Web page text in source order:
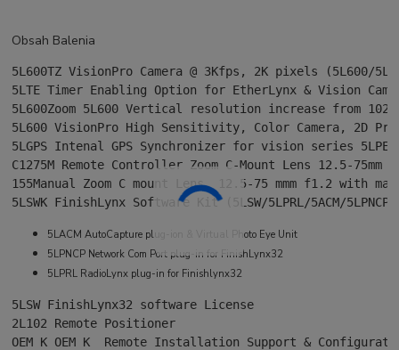
Obsah Balenia
5L600TZ VisionPro Camera @ 3Kfps, 2K pixels (5L600/
5LTE Timer Enabling Option for EtherLynx & Vision
5L600Zoom 5L600 Vertical resolution increase from
5L600 VisionPro High Sensitivity, Color Camera, 2D
5LGPS Intenal GPS Synchronizer for vision series
C1275M Remote Controller Zoom C-Mount Lens 12.5-75mm
155Manual Zoom C mount Lens, 12.5-75 mmm f1.2 with
5LSWK FinishLynx Software Kit (5LSW/5LPRL/5ACM/5LPNCP)
5LACM AutoCapture plug-ion & Virtual Photo Eye Unit
5LPNCP Network Com Port plug-in for FinishLynx32
5LPRL RadioLynx plug-in for Finishlynx32
5LSW FinishLynx32 software License
2L102 Remote Positioner
OEM K OEM K  Remote Installation Support &